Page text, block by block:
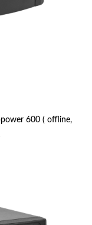
600 ( offline,